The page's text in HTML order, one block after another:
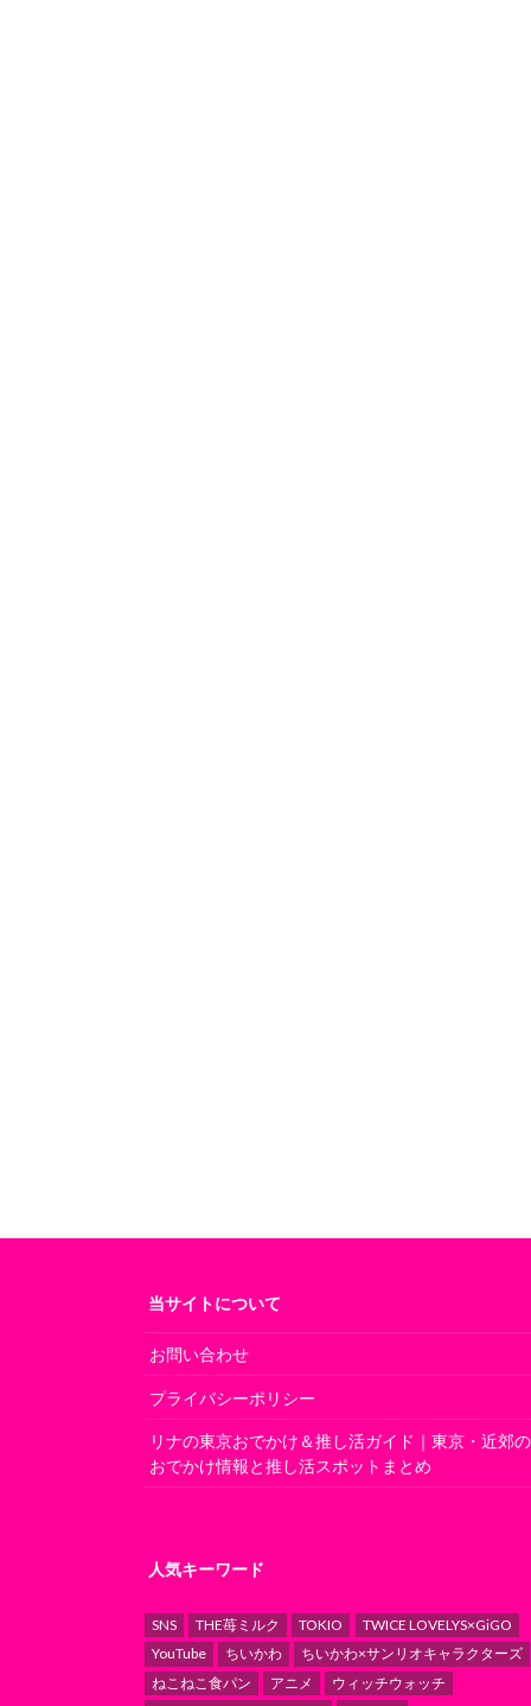
当サイトについて
お問い合わせ
プライバシーポリシー
リナの東京おでかけ＆推し活ガイド｜東京・近郊の
おでかけ情報と推し活スポットまとめ
人気キーワード
SNS THE苺ミルク TOKIO
TWICE LOVELYS×GiGO
YouTube
ちいかわ
ちいかわ×サンリオキャラクターズ
ねこねこ食パン
アニメ
ウィッチウォッチ